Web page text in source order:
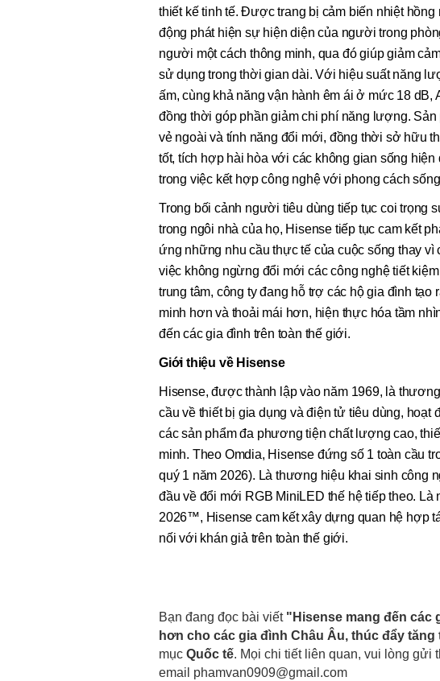
thiết kế tinh tế. Được trang bị cảm biến nhiệt
động phát hiện sự hiện diện của người trong
người một cách thông minh, qua đó giúp giảm
sử dụng trong thời gian dài. Với hiệu suất năng
ấm, cùng khả năng vận hành êm ái ở mức 18 dB,
đồng thời góp phần giảm chi phí năng lượng.
vẻ ngoài và tính năng đổi mới, đồng thời sở hữu
tốt, tích hợp hài hòa với các không gian sống
trong việc kết hợp công nghệ với phong cách
Trong bối cảnh người tiêu dùng tiếp tục coi trọng
trong ngôi nhà của họ, Hisense tiếp tục cam kết
ứng những nhu cầu thực tế của cuộc sống thay vì
việc không ngừng đổi mới các công nghệ tiết
trung tâm, công ty đang hỗ trợ các hộ gia đình
minh hơn và thoải mái hơn, hiện thực hóa tầm
đến các gia đình trên toàn thế giới.
Giới thiệu về Hisense
Hisense, được thành lập vào năm 1969, là
cầu về thiết bị gia dụng và điện tử tiêu dùng, hoạt
các sản phẩm đa phương tiện chất lượng cao,
minh. Theo Omdia, Hisense đứng số 1 toàn cầu
quý 1 năm 2026). Là thương hiệu khai sinh công
đầu về đổi mới RGB MiniLED thế hệ tiếp theo.
2026™, Hisense cam kết xây dựng quan hệ hợp
nối với khán giả trên toàn thế giới.
Bạn đang đọc bài viết "Hisense mang đến các
hơn cho các gia đình Châu Âu, thúc đẩy
mục Quốc tế. Mọi chi tiết liên quan, vui lòng gửi
email phamvan0909@gmail.com